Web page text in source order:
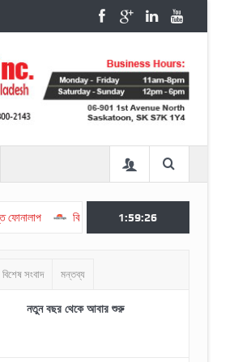
বিয়েবহির্ভূত যৌন সম্পর্ক এবং সমকামী বিয়েকে অবৈধ করবেন
1:59:26
বিশেষ সংবাদ মন্তব্য
নতুন বছর থেকে আবার শুরু